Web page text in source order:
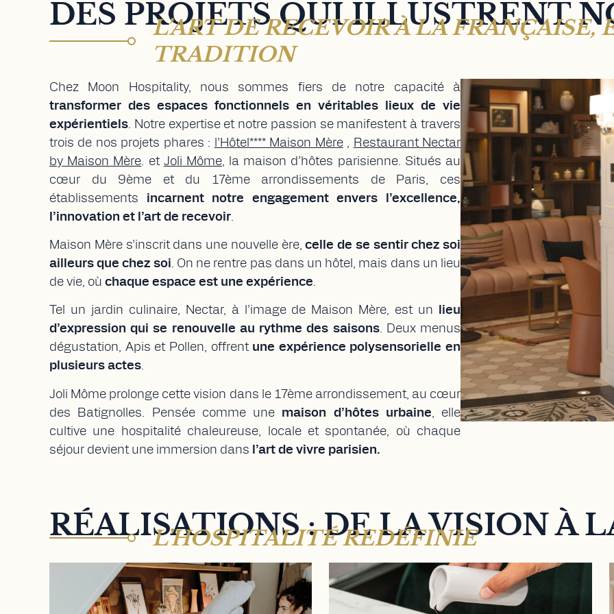
DES PROJETS QUI ILLUSTRENT
L’ART DE RECEVOIR À LA
TRADITION
Chez Moon Hospitality, nous sommes fiers de notre capacité à
transformer des espaces fonctionnels en véritables lieux de vie
expérientiels. Notre expertise et notre passion se manifestent à travers
trois de nos projets phares : l’Hôtel**** Maison Mère,Restaurant Nectar
by Maison Mère. et Joli Môme, la maison d’hôtes parisienne.Situés au
cœur du 9ème et du 17ème arrondissements de Paris, ces
établissementsincarnent notre engagement
envers l’excellence,
Maison Mère s’inscrit dans une nouvelle ère, celle de se sentir chez soi
ailleurs que chez soi. On ne rentre pas dans un hôtel, mais dans un lieu
Tel un jardin culinaire, Nectar, à l’image de Maison Mère, est unlieu
d’expression qui se renouvelle au rythme des saisons. Deux menus
dégustation, Apis et Pollen, offrent
Joli Môme prolonge cette vision dans le 17ème arrondissement, au cœur
des Batignolles. Pensée comme unemaison d’hôtes urbaine, elle
cultive une hospitalité chaleureuse, locale et spontanée, où chaque
RÉALISATIONS : DE LA VISION À
L’HOSPITALITÉ REDÉFINIE
MAISON MÈRE HÔTEL 4* NECTAR BY MAISON MÈRE